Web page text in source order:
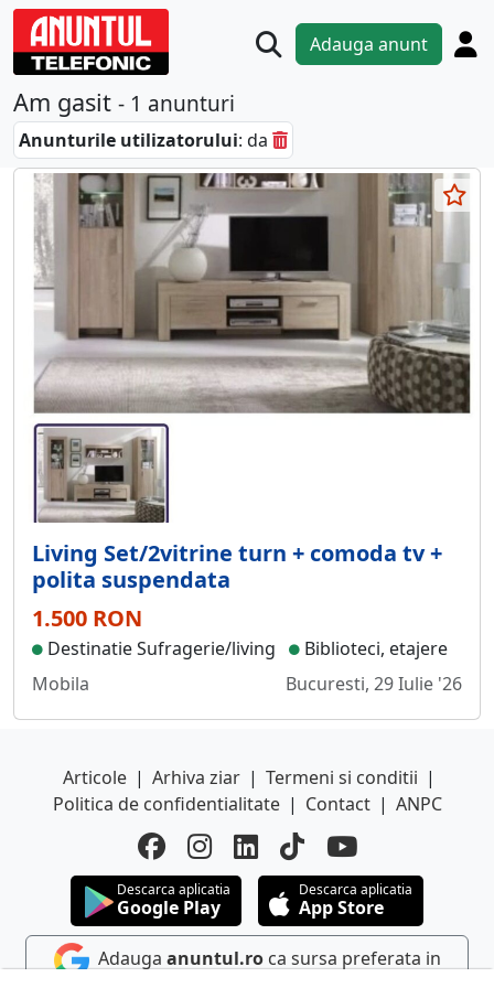
Adauga anunt
Am gasit - 1 anunturi
Anunturile utilizatorului: da
Living Set/2vitrine turn + comoda tv +
polita suspendata
1.500 RON
Destinatie Sufragerie/living
Biblioteci, etajere
Mobila
Bucuresti, 29 Iulie '26
Articole | Arhiva ziar | Termeni si conditii |
Politica de confidentialitate | Contact | ANPC
Descarca aplicatia
Google Play
Descarca aplicatia
App Store
Adauga anuntul.roca sursa preferata in